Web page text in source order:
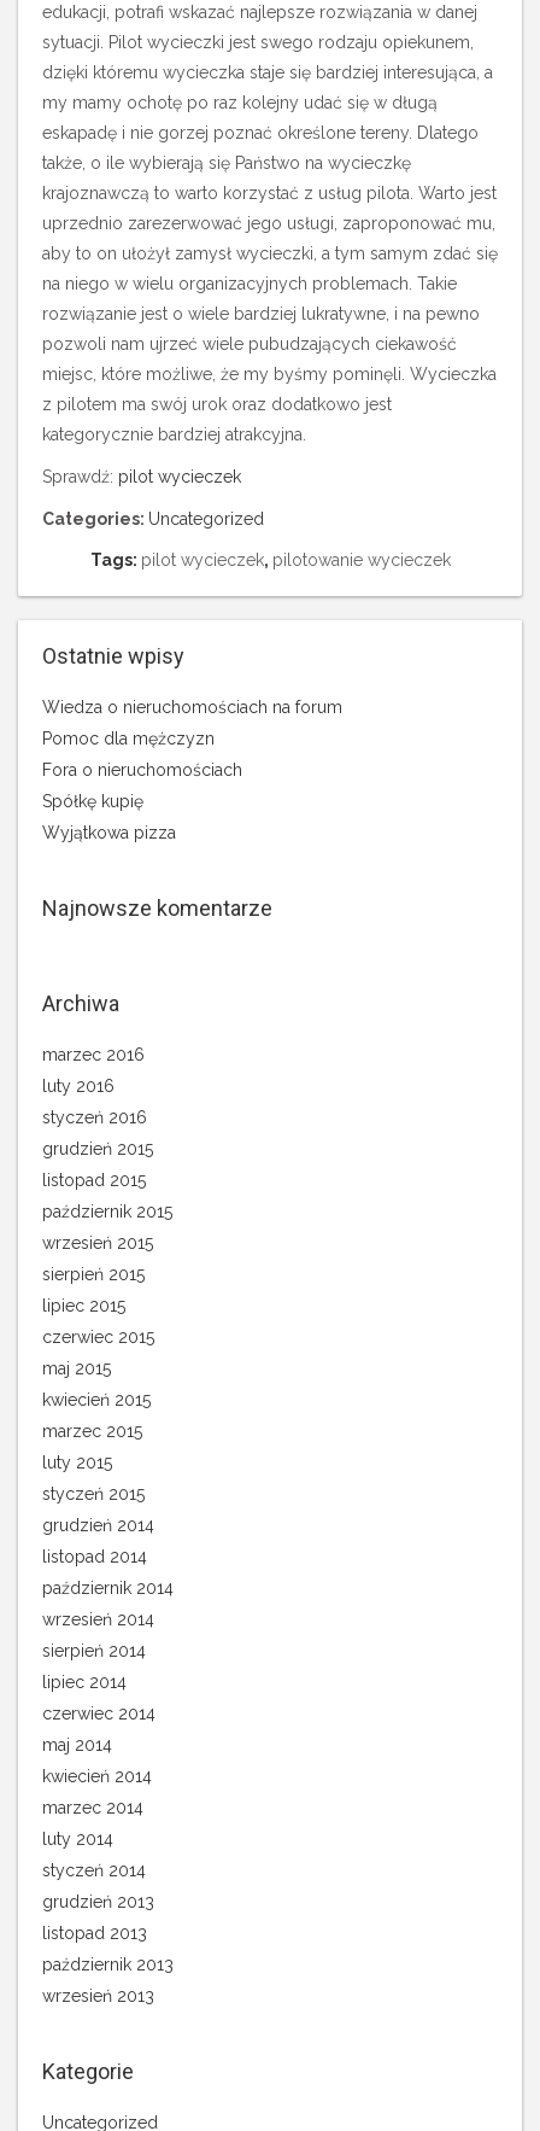
edukacji, potrafi wskazać najlepsze rozwiązania w danej
sytuacji. Pilot wycieczki jest swego rodzaju opiekunem,
dzięki któremu wycieczka staje się bardziej interesująca, a
my mamy ochotę po raz kolejny udać się w długą
eskapadę i nie gorzej poznać określone tereny. Dlatego
także, o ile wybierają się Państwo na wycieczkę
krajoznawczą to warto korzystać z usług pilota. Warto jest
uprzednio zarezerwować jego usługi, zaproponować mu,
aby to on ułożył zamysł wycieczki, a tym samym zdać się
na niego w wielu organizacyjnych problemach. Takie
rozwiązanie jest o wiele bardziej lukratywne, i na pewno
pozwoli nam ujrzeć wiele pubudzających ciekawość
miejsc, które możliwe, że my byśmy pominęli. Wycieczka
z pilotem ma swój urok oraz dodatkowo jest
kategorycznie bardziej atrakcyjna.
Sprawdź: pilot wycieczek
Categories: Uncategorized
Tags: pilot wycieczek, pilotowanie wycieczek
Ostatnie wpisy
Wiedza o nieruchomościach na forum
Pomoc dla mężczyzn
Fora o nieruchomościach
Spółkę kupię
Wyjątkowa pizza
Najnowsze komentarze
Archiwa
marzec 2016
luty 2016
styczeń 2016
grudzień 2015
listopad 2015
październik 2015
wrzesień 2015
sierpień 2015
lipiec 2015
czerwiec 2015
maj 2015
kwiecień 2015
marzec 2015
luty 2015
styczeń 2015
grudzień 2014
listopad 2014
październik 2014
wrzesień 2014
sierpień 2014
lipiec 2014
czerwiec 2014
maj 2014
kwiecień 2014
marzec 2014
luty 2014
styczeń 2014
grudzień 2013
listopad 2013
październik 2013
wrzesień 2013
Kategorie
Uncategorized